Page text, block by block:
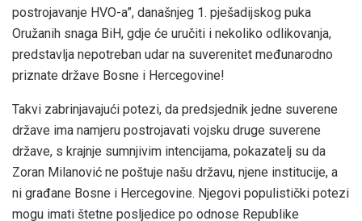
postrojavanje HVO-a”, današnjeg 1. pješadijskog puka
Oružanih snaga BiH, gdje će uručiti i nekoliko odlikovanja,
predstavlja nepotreban udar na suverenitet međunarodno
priznate države Bosne i Hercegovine!
Takvi zabrinjavajući potezi, da predsjednik jedne suverene
države ima namjeru postrojavati vojsku druge suverene
države, s krajnje sumnjivim intencijama, pokazatelj su da
Zoran Milanović ne poštuje našu državu, njene institucije, a
ni građane Bosne i Hercegovine. Njegovi populistički potezi
mogu imati štetne posljedice po odnose Republike